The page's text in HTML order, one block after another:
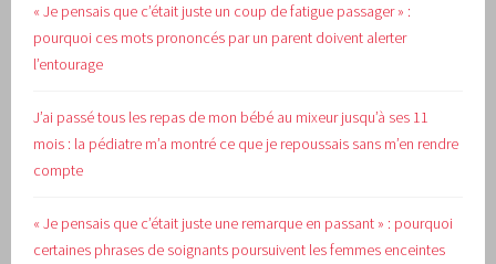
« Je pensais que c’était juste un coup de fatigue passager » :
pourquoi ces mots prononcés par un parent doivent alerter
l’entourage
J’ai passé tous les repas de mon bébé au mixeur jusqu’à ses 11
mois : la pédiatre m’a montré ce que je repoussais sans m’en rendre
compte
« Je pensais que c’était juste une remarque en passant » : pourquoi
certaines phrases de soignants poursuivent les femmes enceintes